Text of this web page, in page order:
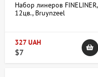
Набор линеров FINELINER,
12цв., Bruynzeel
327 UAH
$7